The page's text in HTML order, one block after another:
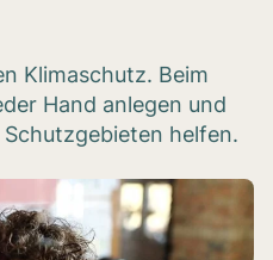
Klimaschutz. Beim
Hand anlegen und
helfen.